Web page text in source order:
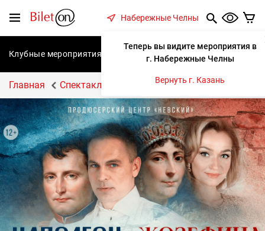
Меню
Набережные Челны
Теперь вы видите мероприятия в
г. Набережные Челны
Вернуть г. Казань
Клубные мероприятия Концерты Спектакли
Главная Спектакли Спектакль "Наполеон и